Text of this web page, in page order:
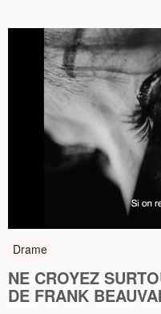
Drame
NE CROYEZ
DE FRANK